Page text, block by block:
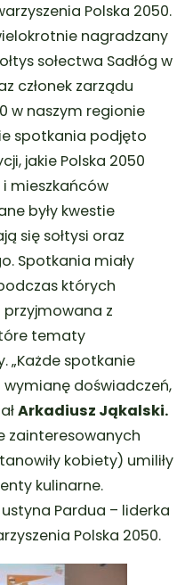
Polska 2050.
nagradzany
sołectwa Sadłóg w
członek zarządu
w naszym regionie
spotkania podjęto
jakie Polska 2050
mieszkańców
były kwestie
się sołtysi oraz
Spotkania miały
których
z
tematy
„Każde spotkanie
doświadczeń,
Arkadiusz Jąkalski.
zainteresowanych
kobiety) umiliły
kulinarne.
Pardua – liderka
Polska 2050.